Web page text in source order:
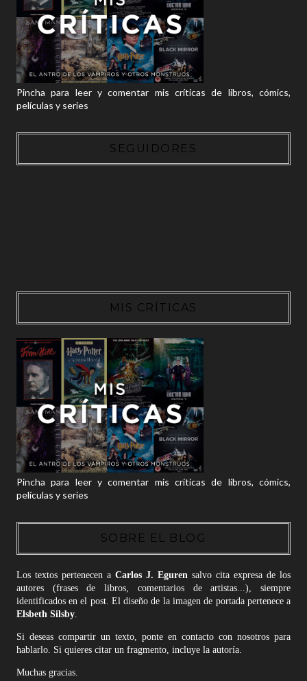
Pincha para leer y comentar mis críticas de libros, cómics,
películas y series
SEGUIDORES
MIS CRÍTICAS
Pincha para leer y comentar mis críticas de libros, cómics,
películas y series
SOBRE EL BLOG
Los textos pertenecen a Carlos J. Egurensalvo cita expresa de los
autores (frases de libros, comentarios de artistas...), siempre
identificados en el post. El diseño de la imagen de portada pertenece a
Elsbeth Silsby.
Si deseas compartir un texto, ponte en contacto con nosotros para
hablarlo. Si quieres citar un fragmento, incluye la autoría.
Muchas gracias.